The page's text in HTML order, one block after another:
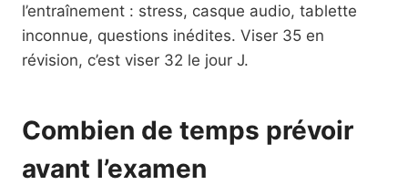
l’entraînement : stress, casque audio, tablette
inconnue, questions inédites. Viser 35 en
révision, c’est viser 32 le jour J.
Combien de temps prévoir
avant l’examen